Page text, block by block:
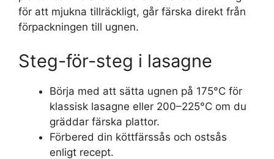
för att mjukna tillräckligt, går färska direkt från
förpackningen till ugnen.
Steg-för-steg i lasagne
Börja med att sätta ugnen på 175°C för
klassisk lasagne eller 200–225°C om du
gräddar färska plattor.
Förbered din köttfärssås och ostsås
enligt recept.